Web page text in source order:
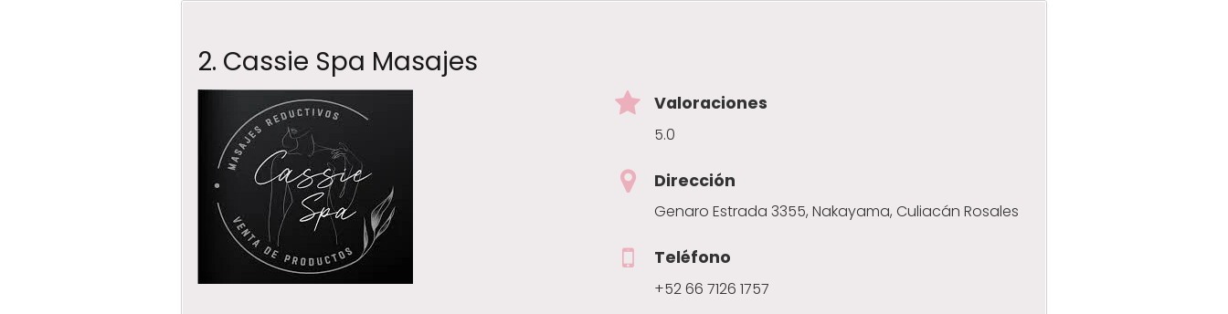
2. Cassie Spa Masajes
Valoraciones
5.0
Dirección
Genaro Estrada 3355, Nakayama, Culiacán Rosales
Teléfono
+52 66 7126 1757